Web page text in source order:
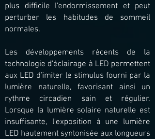
plus difficile l'endormissement et peut
perturber les habitudes de sommeil
normales.
Les développements récents de la
technologie d'éclairage à LED permettent
aux LED d'imiter le stimulus fourni par la
lumière naturelle, favorisant ainsi un
rythme circadien sain et régulier.
Lorsque la lumière solaire naturelle est
insuffisante, l'exposition à une lumière
LED hautement syntonisée aux longueurs